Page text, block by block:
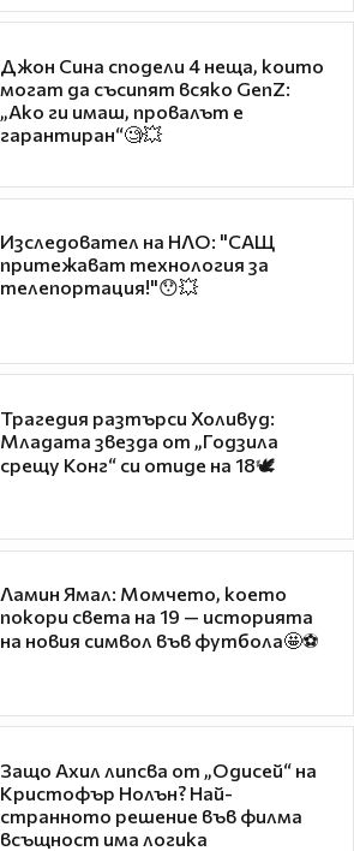
Джон Сина сподели 4 неща, които
могат да съсипят всяко GenZ:
„Ако ги имаш, провалът е
гарантиран“🧐💥
Изследовател на НЛО: "САЩ
притежават технология за
телепортация!"😯💥
Трагедия разтърси Холивуд:
Младата звезда от „Годзила
срещу Конг“ си отиде на 18🕊️
Ламин Ямал: Момчето, което
покори света на 19 — историята
на новия символ във футбола🤩⚽
Защо Ахил липсва от „Одисей“ на
Кристофър Нолън? Най-
странното решение във филма
всъщност има логика